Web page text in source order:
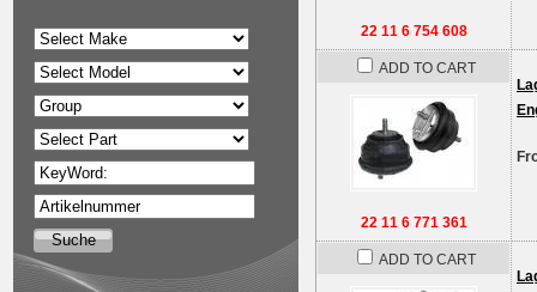
22 11 6 754 608
ADD TO CART
22 11 6 771 361
ADD TO CART
KeyWord:
Artikelnummer